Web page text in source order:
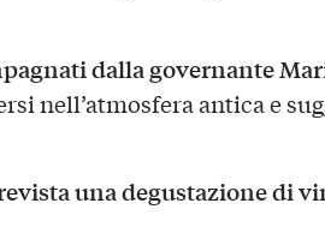
dalla governante
nell’atmosfera antica e
una degustazione di